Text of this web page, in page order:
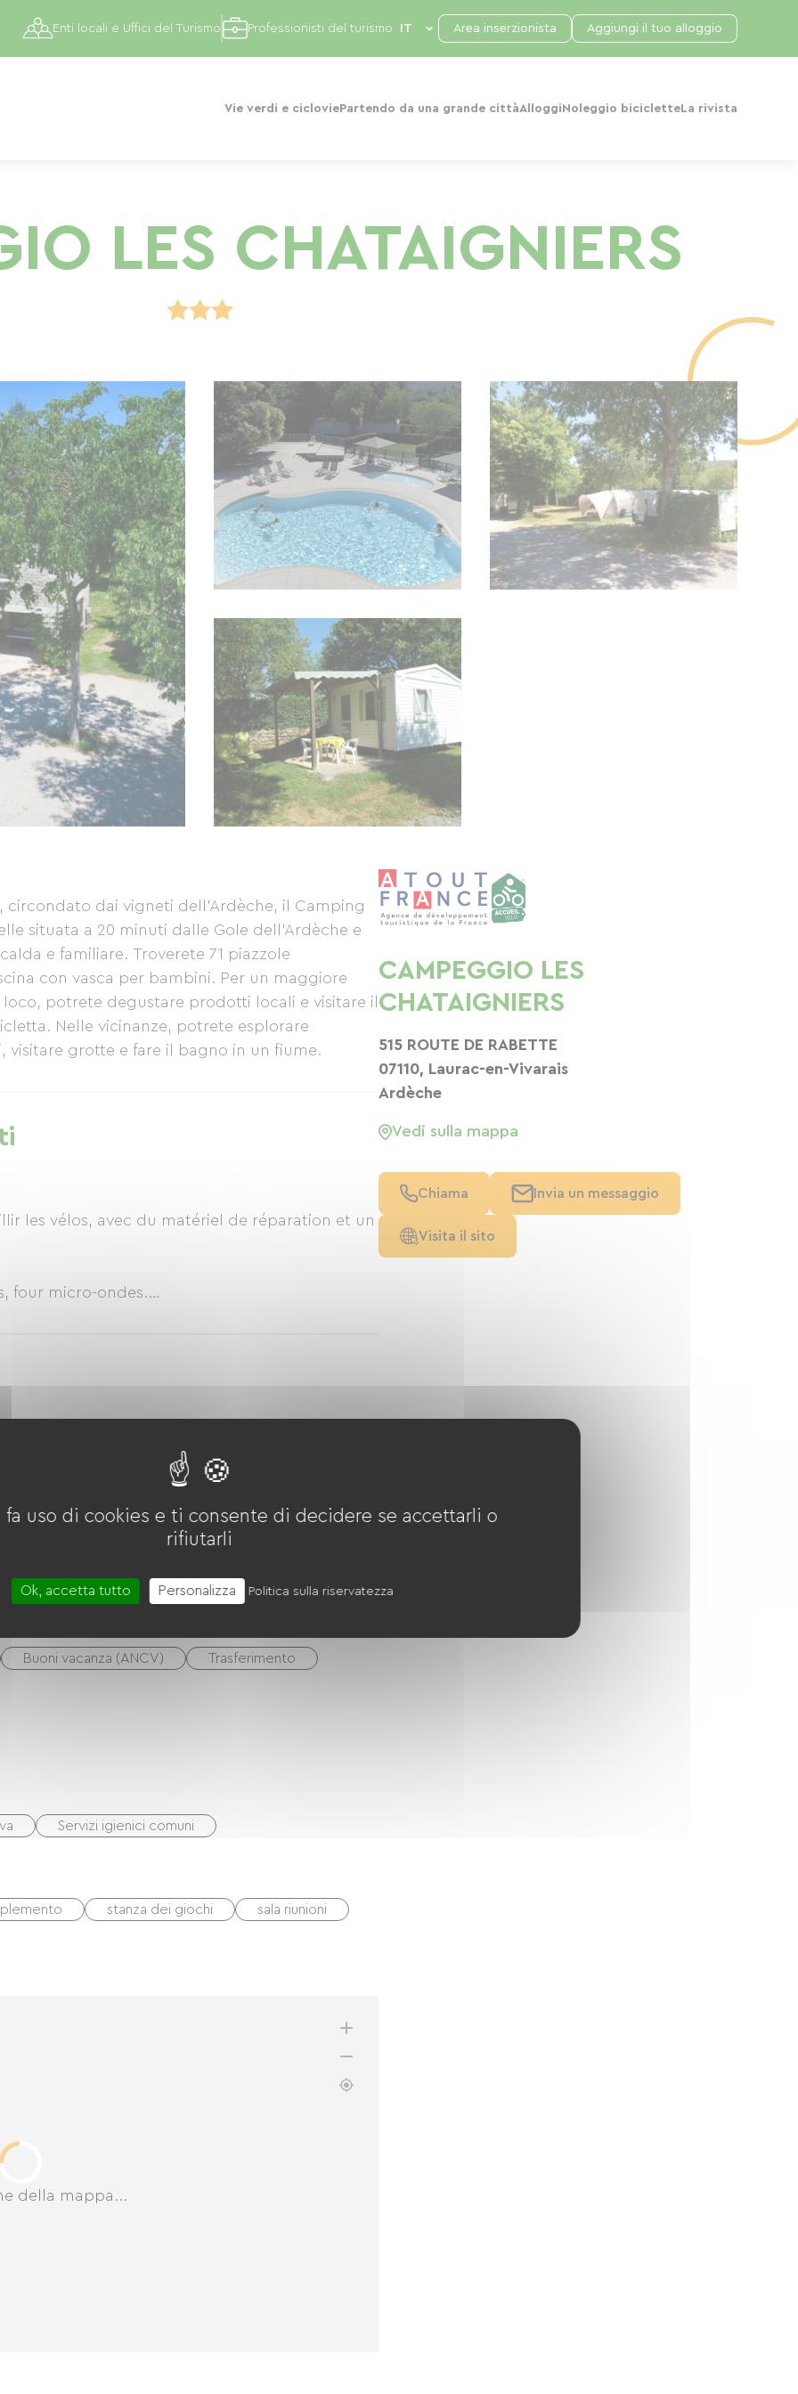
Vie verdi e ciclovie Partendo da una grande cittàAlloggi Noleggio biciclette La rivista
Enti locali e Uffici del Turismo Professionisti del turismo Area inserzionista Aggiungi il tuo alloggio
LES CHATAIGNIERS
dai vigneti dell'Ardèche, il Camping
situata a 20 minuti dalle Gole dell'Ardèche e
e familiare. Troverete 71 piazzole
con vasca per bambini. Per un maggiore
potrete degustare prodotti locali e visitare il
Nelle vicinanze, potrete esplorare
visitare grotte e fare il bagno in un fiume.
les vélos, avec du matériel de réparation et un
four micro-ondes.
Buoni vacanza (ANCV) Trasferimento
Servizi igienici comuni
stanza dei giochi sala riunioni
della mappa...
CAMPEGGIO LES
CHATAIGNIERS
515 ROUTE DE RABETTE
07110, Laurac-en-Vivarais
Ardèche
Vedi sulla mappa
Chiama Invia un messaggio
Visita il sito
fa uso di cookies e ti consente di decidere se accettarli o
rifiutarli
Ok, accetta tutto Personalizza Politica sulla riservatezza